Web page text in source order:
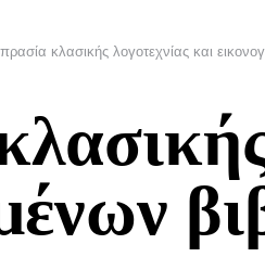
κλασικής λογοτεχνίας και